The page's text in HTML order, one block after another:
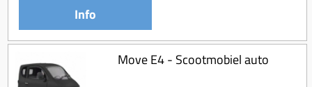
Info
Move E4 - Scootmobiel auto